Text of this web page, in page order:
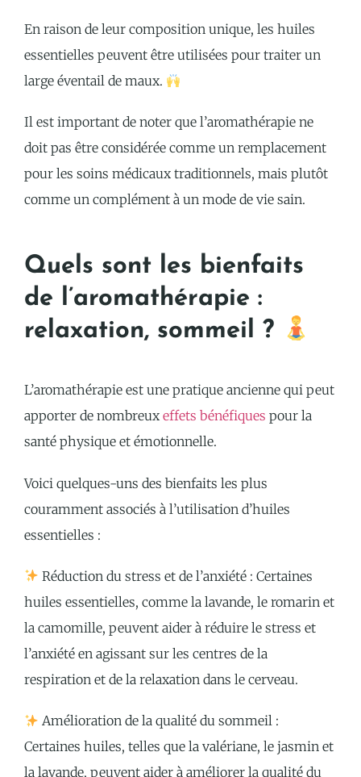
En raison de leur composition unique, les huiles
essentielles peuvent être utilisées pour traiter un
large éventail de maux.
Il est important de noter que l’aromathérapie ne
doit pas être considérée comme un remplacement
pour les soins médicaux traditionnels, mais plutôt
comme un complément à un mode de vie sain.
Quels sont les bienfaits
de l’aromathérapie :
relaxation, sommeil ?
L’aromathérapie est une pratique ancienne qui peut
apporter de nombreux effets bénéfiques pour la
santé physique et émotionnelle.
Voici quelques-uns des bienfaits les plus
couramment associés à l’utilisation d’huiles
essentielles :
Réduction du stress et de l’anxiété : Certaines
huiles essentielles, comme la lavande, le romarin et
la camomille, peuvent aider à réduire le stress et
l’anxiété en agissant sur les centres de la
respiration et de la relaxation dans le cerveau.
Amélioration de la qualité du sommeil :
Certaines huiles, telles que la valériane, le jasmin et
la lavande, peuvent aider à améliorer la qualité du